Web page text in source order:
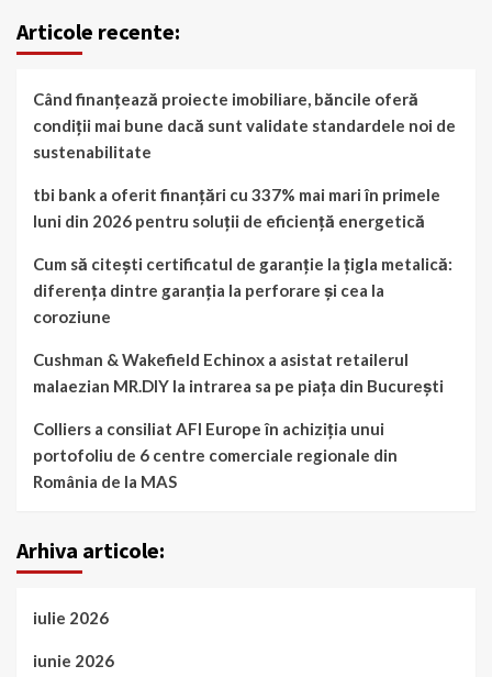
Articole recente:
Când finanțează proiecte imobiliare, băncile oferă
condiții mai bune dacă sunt validate standardele noi de
sustenabilitate
tbi bank a oferit finanțări cu 337% mai mari în primele
luni din 2026 pentru soluții de eficiență energetică
Cum să citești certificatul de garanție la țigla metalică:
diferența dintre garanția la perforare și cea la
coroziune
Cushman & Wakefield Echinox a asistat retailerul
malaezian MR.DIY la intrarea sa pe piața din București
Colliers a consiliat AFI Europe în achiziția unui
portofoliu de 6 centre comerciale regionale din
România de la MAS
Arhiva articole:
iulie 2026
iunie 2026